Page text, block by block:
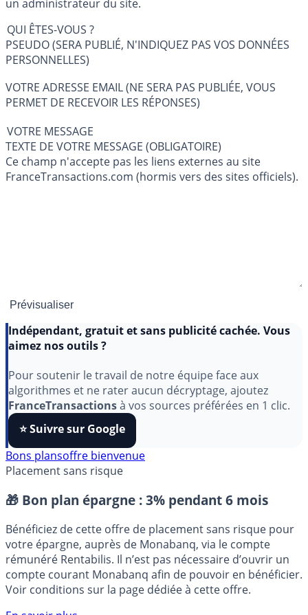
un administrateur du site.
QUI ÊTES-VOUS ?
PSEUDO (SERA PUBLIÉ, N'INDIQUEZ PAS VOS DONNÉES
PERSONNELLES)
VOTRE ADRESSE EMAIL (NE SERA PAS PUBLIÉE, VOUS
PERMET DE RECEVOIR LES RÉPONSES)
VOTRE MESSAGE
TEXTE DE VOTRE MESSAGE (OBLIGATOIRE)
Ce champ n'accepte pas les liens externes au site
FranceTransactions.com (hormis vers des sites officiels).
aimez nos outils ?
Pour soutenir le travail de notre équipe face aux
algorithmes et ne rater aucun décryptage, ajoutez
FranceTransactionsà vos sources préférées en 1 clic.
⭐️ Suivre sur Google
Placement sans risque
🎁 Bon plan épargne : 3% pendant 6 mois
Bénéficiez de cette offre de placement sans risque pour
votre épargne, auprès de Monabanq, via le compte
rémunéré Rentabilis. Il n’est pas nécessaire d’ouvrir un